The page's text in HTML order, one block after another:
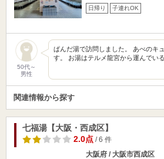
日帰り 子連れOK
50代～
男性
ぱんだ湯で訪問しました。 あべのキ
す。 お湯はテルメ龍宮から運んでい
関連情報から探す
七福湯【大阪・西成区】
2.0点/ 6 件
大阪府 / 大阪市西成区